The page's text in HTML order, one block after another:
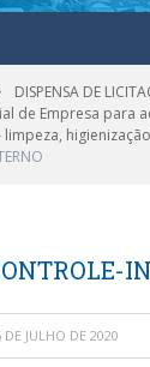
DISPENSA DE
de Empresa para
DE JULHO DE 2020